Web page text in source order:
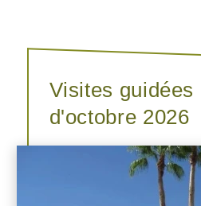
Visites guidées
d'octobre 2026